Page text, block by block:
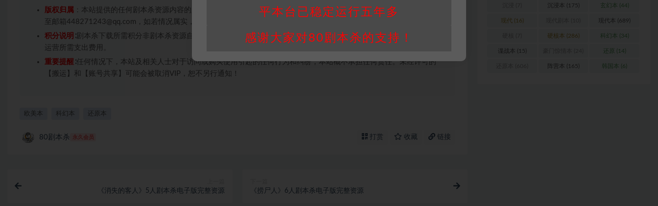
版权归属 ：本站提供的任何剧本杀资源内容的版权均属于机关版权或权利人。如有侵权，请发邮件通知并提供相关证实资料
至邮箱448271243@qq.com，如若情况属实，我们将会在三天内下架相关剧本攻略。
积分说明 ∶剧本杀下载所需积分非剧本杀资源自身价值，本站积分为本站收取的赞助费，用于本站整理资料的时间成本及网站
运营所需支出费用。
重要提醒 ∶任何情况下，本站及相关人士对于访问或购买使用引起的任何行为和纠纷，本站概不承担任何责任。未经许可的
【搬运】和【账号共享】可能会被取消VIP，恕不另行通知！
欧美本 科幻本 还原本
80剧本杀 永久会员 打赏 收藏 链接
《消失的客人》5人剧本杀电子版完整资源 《捞尸人》6人剧本杀电子版完整资源
沉浸本 (175) 玄幻本 (44)
现代 (16) 现代本 (689)
硬核本 (286) 科幻本 (34)
谍战本 (15) 还原 (14)
阵营本 (165) 韩国本 (6)
平本台已稳定运行五年多
感谢大家对80剧本杀的支持！